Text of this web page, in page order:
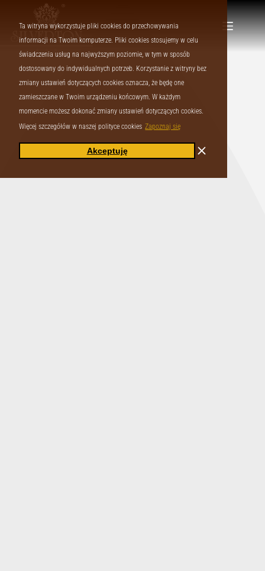
Ta witryna wykorzystuje pliki cookies do przechowywania
informacji na Twoim komputerze. Pliki cookies stosujemy w celu
świadczenia usług na najwyższym poziomie, w tym w sposób
dostosowany do indywidualnych potrzeb. Korzystanie z witryny bez
zmiany ustawień dotyczących cookies oznacza, że będę one
zamieszczane w Twoim urządzeniu końcowym. W każdym
momencie możesz dokonać zmiany ustawień dotyczących cookies.
Więcej szczegółów w naszej polityce cookies Zapoznaj się
Akceptuję